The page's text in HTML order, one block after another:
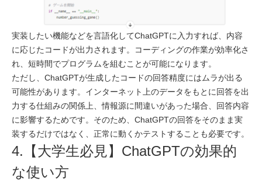
実装したい機能などを言語化してChatGPTに入力すれば、内容
に応じたコードが出力されます。コーディングの作業が効率化さ
れ、短時間でプログラムを組むことが可能になります。
ただし、ChatGPTが生成したコードの回答精度にはムラが出る
可能性があります。インターネット上のデータをもとに回答を出
力する仕組みの関係上、情報源に間違いがあった場合、回答内容
に影響するためです。そのため、ChatGPTの回答をそのまま実
装するだけではなく、正常に動くかテストすることも必要です。
4.【大学生必見】ChatGPTの効果的
な使い方